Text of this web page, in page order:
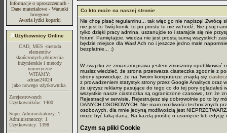
Informacje o uproszczeniach -
Dane materiałowe - Warunki
brzegowe
Awaria łyżki koparki
Użytkownicy Online
CAD, MES -metoda
elementów
skończonych,obliczenia
inżynierskie i metody
numeryczne
WITAMY:
adrian24024
jako nowego użytkownika.
Zarejestrowanch
Uzytkowników: 1400
Super Administratorzy: 1
Administratorzy: 1
Użytkownicy: 1398
Co kto może na naszej stronie
Nie chcę pisać regulaminu... tak więc go nie napiszę! Zwrócę
nie jest to Twój konik, to po prostu tu nie wchodź. Nie psuj
tylko dzięki pracy admina, uszanujcie to i starajcie się nie
forum! Pamiętajcie, wiedza nie jest prostą sumą wszystkich
będzie miejsce dla Was! Ach no i jeszcze jedno małe
bezpłatnie... ;)
W związku ze zmianami prawa jestem zmuszony opublikować
musisz wiedzieć, że strona przetwarza ciasteczka zgodnie z
strony spowoduje, że na Twoim komputerze znajdą się
z prowadzeniem statystyk strony przez Google Analitycs oraz
że ujrzysz reklamy pasujące do tego co do tej pory oglądałeś
wszystkie nasze ciasteczka są ograniczone czasowo, tzn że
Rejestracji w serwisie. Rejestrujesz się dobrowolnie po to by
DANYCH OSOBOWYCH. Nie mam możliwości technicznych
osobowych, dla mnie jedyną możliwością jest
może być taką daną. Na każdą prośbę o usunięcie lub edycję
Czym są pliki Cookie